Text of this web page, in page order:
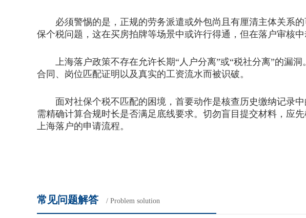
必须警惕的是，正规的劳务派遣或外包尚且有厘清主体关系的
保个税问题，这在买房拍牌等场景中或许行得通，但在落户审核中
上海落户政策不存在允许长期“人户分离”或“税社分离”的漏洞
合同、岗位匹配证明以及真实的工资流水而被识破。
面对社保个税不匹配的困境，首要动作是核查历史缴纳记录中
需精确计算合规时长是否满足底线要求。切勿盲目提交材料，应
上海落户的申请流程。
常见问题解答 / Problem solution